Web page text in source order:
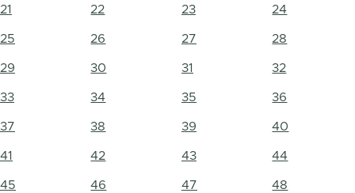
21 22 23 24
25 26 27 28
29 30 31 32
33 34 35 36
37 38 39 40
41 42 43 44
45 46 47 48